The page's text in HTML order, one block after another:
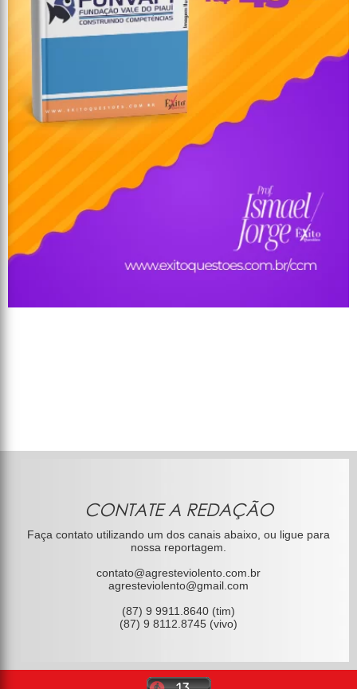
CONTATE A REDAÇÃO
Faça contato utilizando um dos canais abaixo, ou ligue para
nossa reportagem.
contato@agresteviolento.com.br
agresteviolento@gmail.com
(87) 9 9911.8640 (tim)
(87) 9 8112.8745 (vivo)